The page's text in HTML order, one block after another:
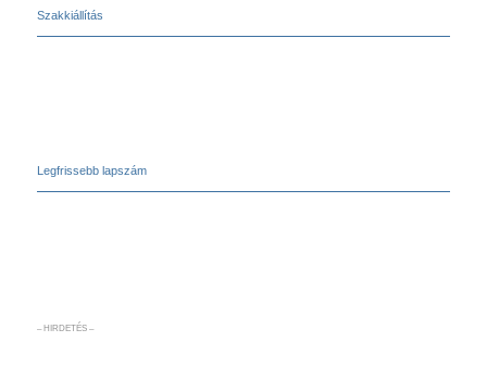
Szakkiállítás
Legfrissebb lapszám
– HIRDETÉS –